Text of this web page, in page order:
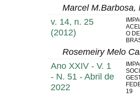
Marcel M.Barbosa,
v. 14, n. 25
(2012)
O
Rosemeiry Melo
Ano XXIV - V. 1
- N. 51 - Abril de
2022
19